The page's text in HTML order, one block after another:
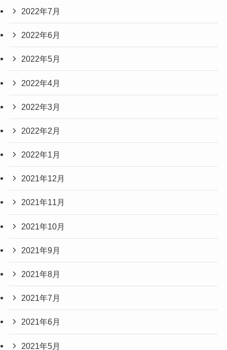
2022年7月
2022年6月
2022年5月
2022年4月
2022年3月
2022年2月
2022年1月
2021年12月
2021年11月
2021年10月
2021年9月
2021年8月
2021年7月
2021年6月
2021年5月